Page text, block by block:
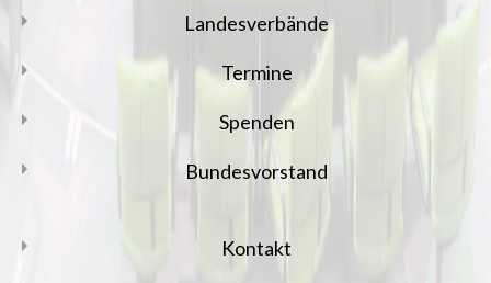
Landesverbände
Termine
Spenden
Bundesvorstand
Kontakt